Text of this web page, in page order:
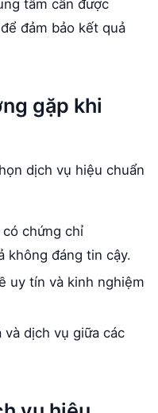
tâm cần được
đảm bảo kết quả
gặp khi
dịch vụ hiệu chuẩn
chứng chỉ
không đáng tin cậy.
uy tín và kinh nghiệm
và dịch vụ giữa các